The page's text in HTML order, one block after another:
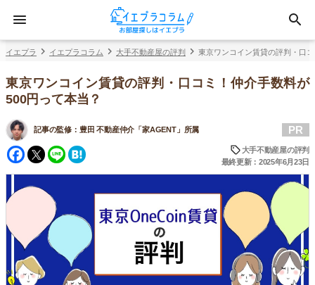
イエプラ イエプラコラム 大手不動産屋の評判 東京ワンコイン賃貸の評判・口
東京ワンコイン賃貸の評判・口コミ！仲介手数料が
500円って本当？
記事の監修： 豊田 不動産仲介「家AGENT」所属
Facebook
Twitter
Line
PR
大手不動産屋の評判
最終更新：2025年6月23日